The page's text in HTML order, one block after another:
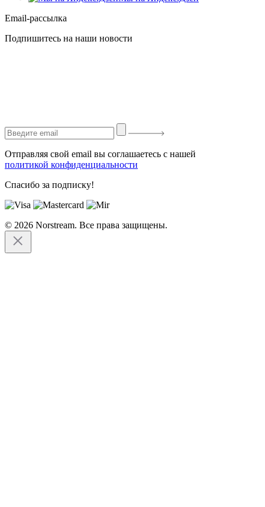
Email-рассылка
Подпишитесь на наши новости
Отправляя свой email вы соглашаетесь с нашей
политикой конфиденциальности
Спасибо за подписку!
© 2026 Norstream. Все права защищены.